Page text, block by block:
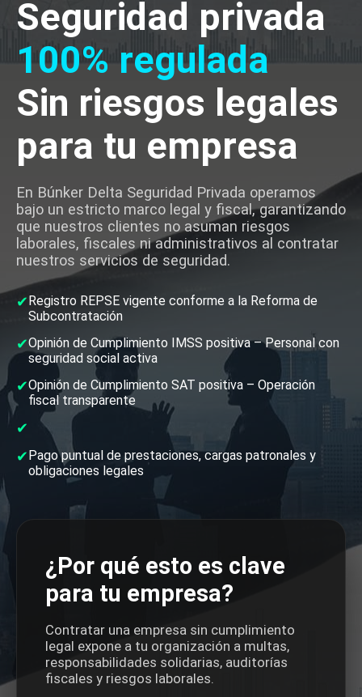
Seguridad privada
100% regulada
Sin riesgos legales
para tu empresa
En Búnker Delta Seguridad Privada operamos
bajo un estricto marco legal y fiscal, garantizando
que nuestros clientes no asuman riesgos
laborales, fiscales ni administrativos al contratar
nuestros servicios de seguridad.
✔Registro REPSE vigente conforme a la Reforma de
Subcontratación
✔Opinión de Cumplimiento IMSS positiva – Personal con
seguridad social activa
✔Opinión de Cumplimiento SAT positiva – Operación
fiscal transparente
✔
✔Pago puntual de prestaciones, cargas patronales y
obligaciones legales
¿Por qué esto es clave
para tu empresa?
Contratar una empresa sin cumplimiento
legal expone a tu organización a multas,
responsabilidades solidarias, auditorías
fiscales y riesgos laborales.